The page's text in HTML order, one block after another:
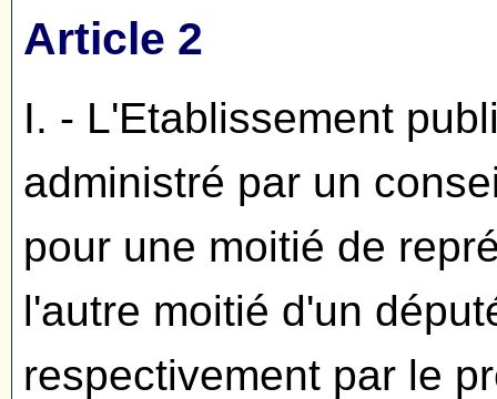
Article 2
I. - L'Etablissement
administré par un
pour une moitié de
l'autre moitié d'un
respectivement par le